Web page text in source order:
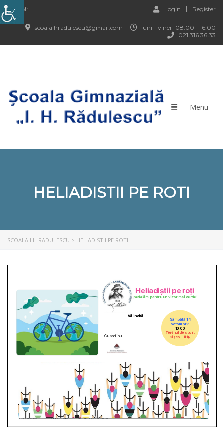
English Login Register
luni - vineri 08:00 - 16:00
scoalaihradulescu@gmail.com
021 316 36 33
HELIADISTII PE ROTI
SCOALA I H RADULESCU > HELIADISTII PE ROTI